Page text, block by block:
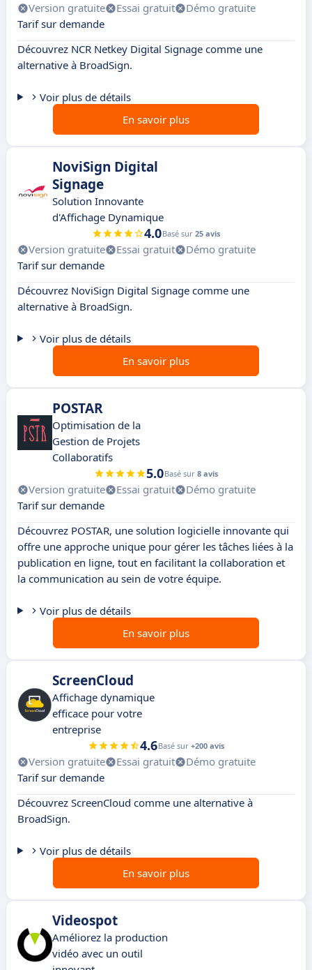
Version gratuite Essai gratuit
Démo gratuite
Tarif sur demande
Découvrez NCR Netkey Digital Signage comme une
alternative à BroadSign.
Voir plus de détails
En savoir plus
NoviSign Digital
Signage
Solution Innovante
d'Affichage Dynamique
4.0Basé sur 25 avis
Version gratuite Essai gratuit
Démo gratuite
Tarif sur demande
Découvrez NoviSign Digital Signage comme une
alternative à BroadSign.
Voir plus de détails
En savoir plus
POSTAR
Optimisation de la
Gestion de Projets
Collaboratifs
5.0Basé sur 8 avis
Version gratuite Essai gratuit
Démo gratuite
Tarif sur demande
Découvrez POSTAR, une solution logicielle innovante qui
offre une approche unique pour gérer les tâches liées à la
publication en ligne, tout en facilitant la collaboration et
la communication au sein de votre équipe.
Voir plus de détails
En savoir plus
ScreenCloud
Affichage dynamique
efficace pour votre
entreprise
4.6Basé sur +200 avis
Version gratuite Essai gratuit
Démo gratuite
Tarif sur demande
Découvrez ScreenCloud comme une alternative à
BroadSign.
Voir plus de détails
En savoir plus
Videospot
Améliorez la production
vidéo avec un outil